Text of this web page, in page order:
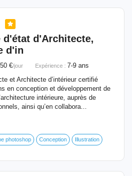
d'état d'Architecte,
d'in
€/jour Expérience : 7-9 ans
et Architecte d’intérieur certifié
en conception et développement de
intérieure, auprès de
ainsi qu’en collabora...
photoshop Conception Illustration